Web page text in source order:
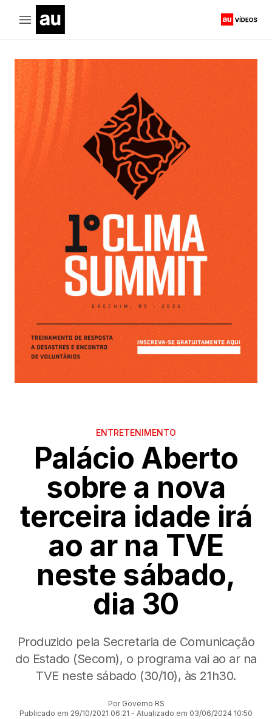
ENTRETENIMENTO
Palácio Aberto
sobre a nova
terceira idade irá
ao ar na TVE
neste sábado,
dia 30
Produzido pela Secretaria de Comunicação
do Estado (Secom), o programa vai ao ar na
TVE neste sábado (30/10), às 21h30.
Por Governo RS
Publicado em 29/10/2021 06:21 - Atualizado em 03/06/2024 10:50